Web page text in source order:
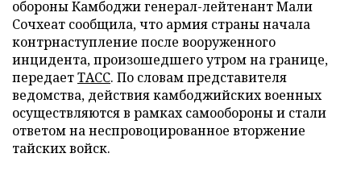
обороны Камбоджи генерал-лейтенант Мали
Сочхеат сообщила, что армия страны начала
контрнаступление после вооруженного
инцидента, произошедшего утром на границе,
передаетТАСС. По словам представителя
ведомства, действия камбоджийских военных
осуществляются в рамках самообороны и стали
ответом на неспровоцированное вторжение
тайских войск.